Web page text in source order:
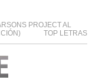
PROJECT AL
TOP LETRAS